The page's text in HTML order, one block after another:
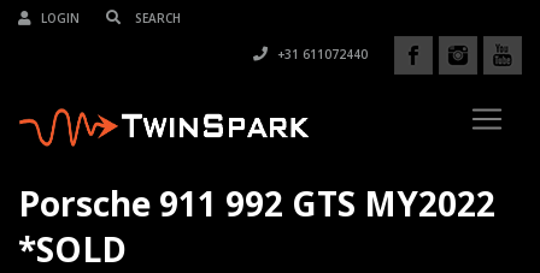
LOGIN
+31 611072440
Porsche 911 992 GTS MY2022
*SOLD